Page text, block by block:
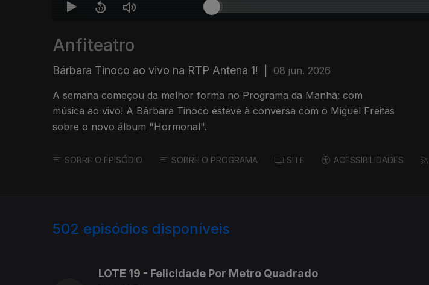
Anfiteatro
Bárbara Tinoco ao vivo na RTP Antena 1! 08 jun. 2026
A semana começou da melhor forma no Programa da Manhã: com
música ao vivo! A Bárbara Tinoco esteve à conversa com o Miguel Freitas
sobre o novo álbum "Hormonal".
SOBRE O EPISÓDIO SOBRE O PROGRAMA SITE ACESSIBILIDADES
502 episódios disponíveis
LOTE 19 - Felicidade Por Metro Quadrado